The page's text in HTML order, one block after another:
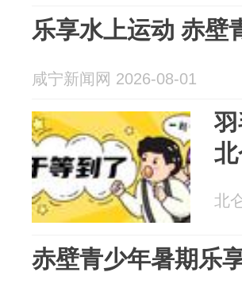
乐享水上运动 赤壁
咸宁新闻网 2026-08-01
北
赤壁青少年暑期乐